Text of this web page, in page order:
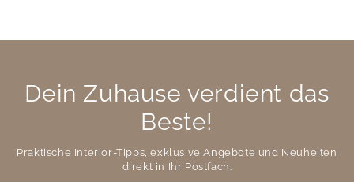
Dein Zuhause verdient das
Beste!
Praktische Interior-Tipps, exklusive Angebote und Neuheiten
direkt in Ihr Postfach.